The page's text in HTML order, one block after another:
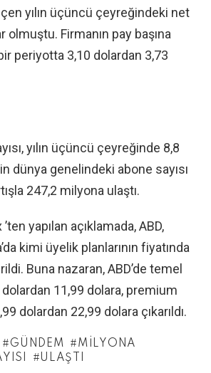
yılın üçüncü çeyreğindeki net
olmuştu. Firmanın pay başına
periyotta 3,10 dolardan 3,73
yılın üçüncü çeyreğinde 8,8
dünya genelindeki abone sayısı
247,2 milyona ulaştı.
yapılan açıklamada, ABD,
kimi üyelik planlarının fiyatında
Buna nazaran, ABD’de temel
dolardan 11,99 dolara, premium
dolardan 22,99 dolara çıkarıldı.
GÜNDEM
MILYONA
ULAŞTI